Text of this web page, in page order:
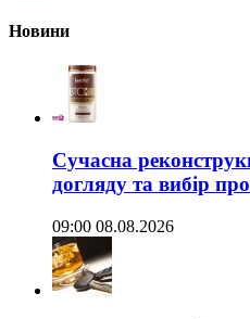
Новини
Сучасна
догляду та вибір
09:00 08.08.2026